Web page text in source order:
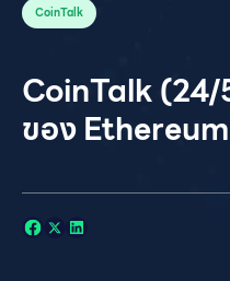
CoinTalk
CoinTalk (24/
ของ